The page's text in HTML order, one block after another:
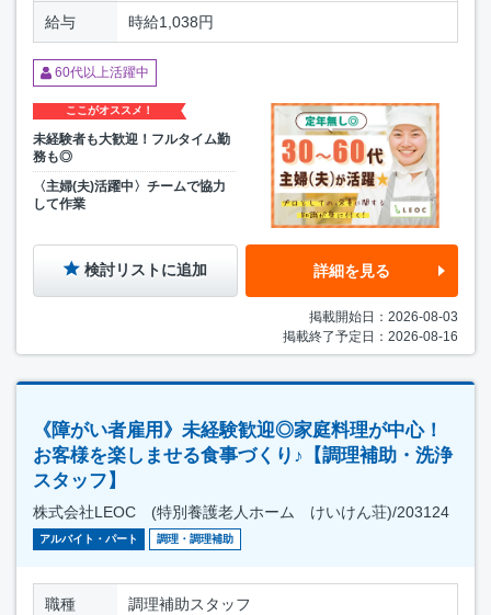
給与 時給1,038円
60代以上活躍中
ここがオススメ！
未経験者も大歓迎！フルタイム勤
務も◎
〈主婦(夫)活躍中〉チームで協力
して作業
検討リストに追加 詳細を見る
掲載開始日：2026-08-03
掲載終了予定日：2026-08-16
《障がい者雇用》未経験歓迎◎家庭料理が中心！
お客様を楽しませる食事づくり♪【調理補助・洗浄
スタッフ】
株式会社LEOC (特別養護老人ホーム けいけん荘)/203124
アルバイト・パート 調理・調理補助
職種 調理補助スタッフ